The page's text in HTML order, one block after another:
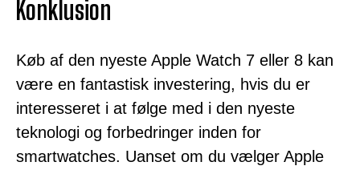
Konklusion
Køb af den nyeste Apple Watch 7 eller 8 kan
være en fantastisk investering, hvis du er
interesseret i at følge med i den nyeste
teknologi og forbedringer inden for
smartwatches. Uanset om du vælger Apple